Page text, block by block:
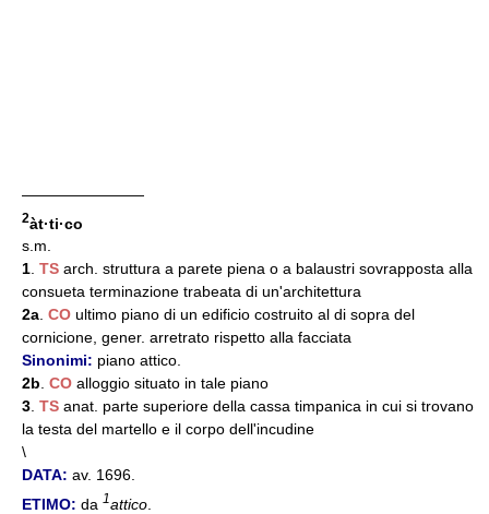
————————
2àt·ti·co
s.m.
1. TS arch. struttura a parete piena o a balaustri sovrapposta alla
consueta terminazione trabeata di un'architettura
2a. CO ultimo piano di un edificio costruito al di sopra del
cornicione, gener. arretrato rispetto alla facciata
Sinonimi: piano attico.
2b. CO alloggio situato in tale piano
3. TS anat. parte superiore della cassa timpanica in cui si trovano
la testa del martello e il corpo dell'incudine
\
DATA: av. 1696.
ETIMO: da 1attico